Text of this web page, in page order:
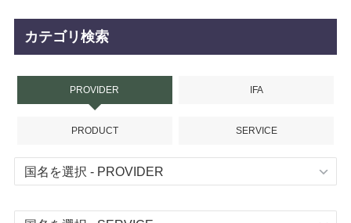
カテゴリ検索
PROVIDER IFA
PRODUCT SERVICE